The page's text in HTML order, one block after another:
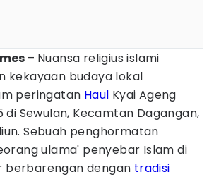
– Nuansa religius islami
kekayaan budaya lokal
peringatan Haul Kyai Ageng
di Sewulan, Kecamtan Dagangan,
Sebuah penghormatan
ulama' penyebar Islam di
berbarengan dengan tradisi